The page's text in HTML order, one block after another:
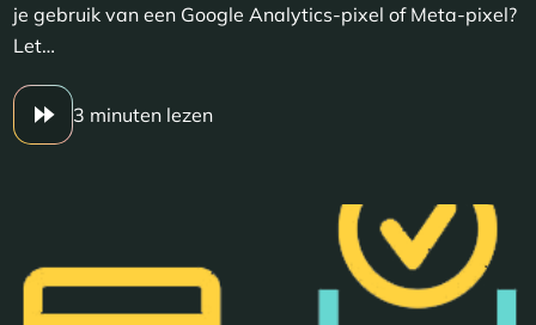
je gebruik van een Google Analytics-pixel of Meta-pixel?
Let…
3 minuten lezen